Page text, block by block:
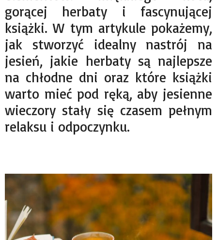
gorącej herbaty i fascynującej
książki. W tym artykule pokażemy,
jak stworzyć idealny nastrój na
jesień, jakie herbaty są najlepsze
na chłodne dni oraz które książki
warto mieć pod ręką, aby jesienne
wieczory stały się czasem pełnym
relaksu i odpoczynku.